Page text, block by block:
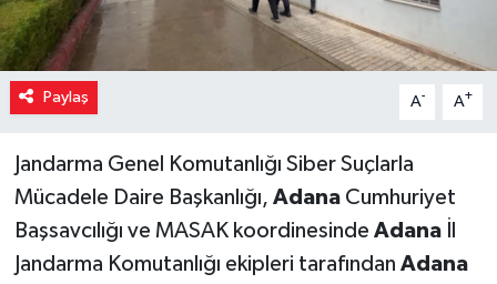
Paylaş A- A+
Jandarma Genel Komutanlığı Siber Suçlarla
Mücadele Daire Başkanlığı, AdanaCumhuriyet
Başsavcılığı ve MASAK koordinesinde Adanaİl
Jandarma Komutanlığı ekipleri tarafından Adana